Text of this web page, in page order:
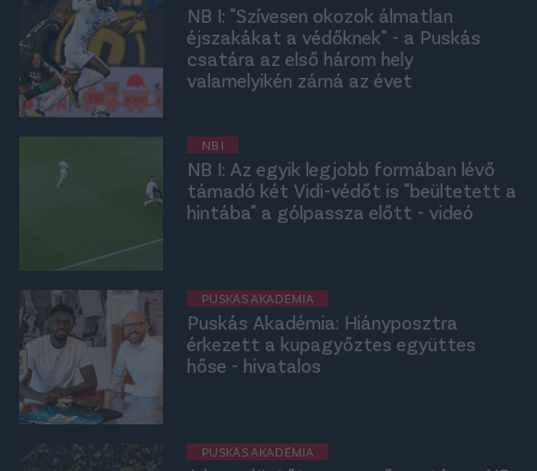
NB I: "Szívesen okozok álmatlan
éjszakákat a védőknek" - a Puskás
csatára az első három hely
valamelyikén zárná az évet
NB I
NB I: Az egyik legjobb formában lévő
támadó két Vidi-védőt is "beültetett a
hintába" a gólpassza előtt - videó
PUSKÁS AKADÉMIA
Puskás Akadémia: Hiányposztra
érkezett a kupagyőztes együttes
hőse - hivatalos
PUSKÁS AKADÉMIA